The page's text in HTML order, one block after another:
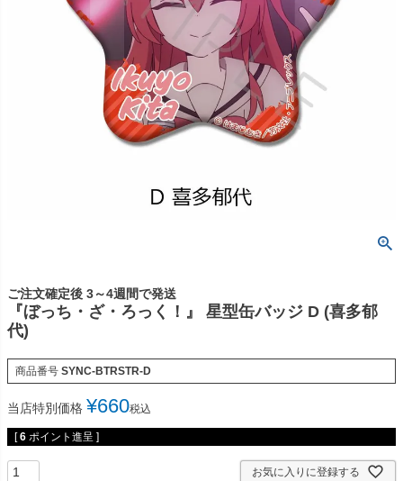
ご注文確定後 3～4週間で発送
『ぼっち・ざ・ろっく！』 星型缶バッジ D (喜多郁
代)
商品番号 SYNC-BTRSTR-D
当店特別価格 ¥660税込
[ 6 ポイント進呈 ]
お気に入りに登録する